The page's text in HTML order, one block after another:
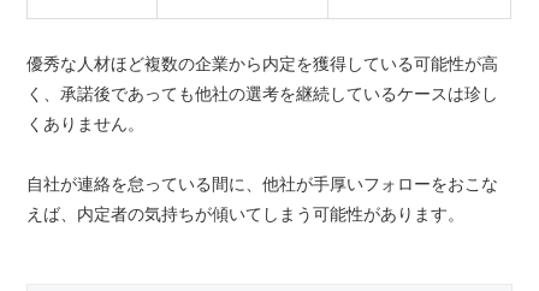
優秀な人材ほど複数の企業から内定を獲得している可能性が高
く、承諾後であっても他社の選考を継続しているケースは珍し
くありません。
自社が連絡を怠っている間に、他社が手厚いフォローをおこな
えば、内定者の気持ちが傾いてしまう可能性があります。